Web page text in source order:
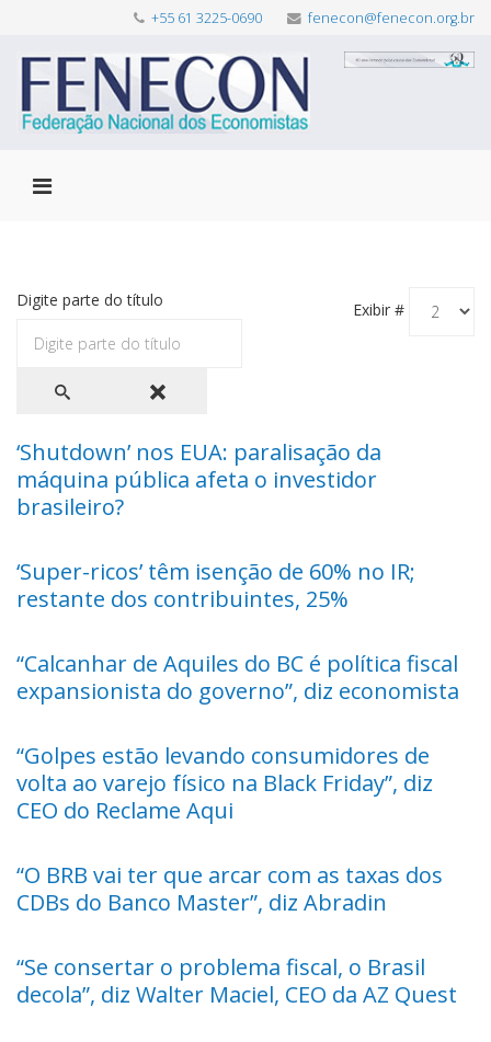
+55 61 3225-0690 fenecon@fenecon.org.br
Digite parte do título Exibir #
‘Shutdown’ nos EUA: paralisação da
máquina pública afeta o investidor
brasileiro?
‘Super-ricos’ têm isenção de 60% no IR;
restante dos contribuintes, 25%
“Calcanhar de Aquiles do BC é política fiscal
expansionista do governo”, diz economista
“Golpes estão levando consumidores de
volta ao varejo físico na Black Friday”, diz
CEO do Reclame Aqui
“O BRB vai ter que arcar com as taxas dos
CDBs do Banco Master”, diz Abradin
“Se consertar o problema fiscal, o Brasil
decola”, diz Walter Maciel, CEO da AZ Quest